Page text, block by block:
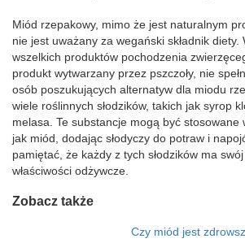
Miód rzepakowy, mimo że jest naturalnym
nie jest uważany za wegański składnik diety.
wszelkich produktów pochodzenia
produkt wytwarzany przez pszczoły, nie
osób poszukujących alternatyw dla miodu
wiele roślinnych słodzików, takich jak syrop
melasa. Te substancje mogą być stosowane
jak miód, dodając słodyczy do potraw i
pamiętać, że każdy z tych słodzików ma
właściwości odżywcze.
Zobacz także
Czy miód jest